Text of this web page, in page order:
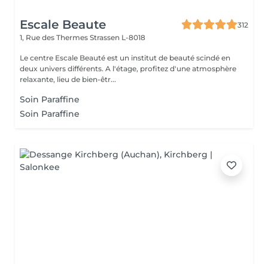
Escale Beaute
312
1, Rue des Thermes Strassen L-8018
Le centre Escale Beauté est un institut de beauté scindé en
deux univers différents. A l'étage, profitez d'une atmosphère
relaxante, lieu de bien-êtr...
Soin Paraffine
Soin Paraffine